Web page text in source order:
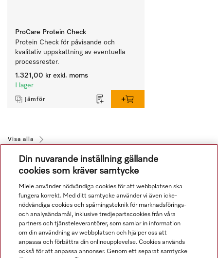
ProCare Protein Check
Protein Check för påvisande och
kvalitativ uppskattning av eventuella
processrester.
1.321,00 kr exkl. moms
I lager
Jämför
Visa alla
Navigering
Service
Din nuvarande inställning gällande
cookies som kräver samtycke
Miele använder nödvändiga cookies för att webbplatsen ska
fungera korrekt. Med ditt samtycke använder vi även icke-
nödvändiga cookies och spårningsteknik för marknadsförings-
och analysändamål, inklusive tredjepartscookies från våra
partners och tjänsteleverantörer, som samlar in information
om din användning av webbplatsen och hjälper oss att
anpassa och förbättra din onlineupplevelse. Cookies används
också för att anpassa annonser. Genom ett separat samtycke